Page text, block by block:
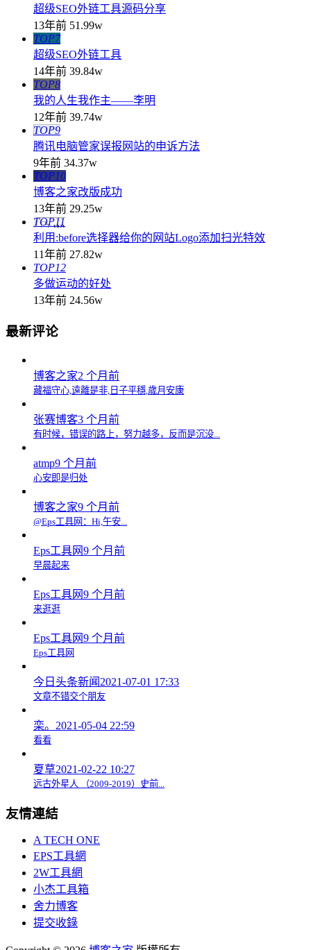
超级SEO外链工具源码分享
13年前 51.99w
TOP7
超级SEO外链工具
14年前 39.84w
TOP8
我的人生我作主——李明
12年前 39.74w
TOP9
腾讯电脑管家误报网站的申诉方法
9年前 34.37w
TOP10
博客之家改版成功
13年前 29.25w
TOP11
利用:before选择器给你的网站Logo添加扫光特效
11年前 27.82w
TOP12
多做运动的好处
13年前 24.56w
最新评论
博客之家2 个月前
藏福守心,遠離是非,日子平穩,歲月安康
张赛博客3 个月前
有时候，错误的路上，努力越多，反而是沉没...
atmp9 个月前
心安即是归处
博客之家9 个月前
@Eps工具网：Hi,午安...
Eps工具网9 个月前
早晨起来
Eps工具网9 个月前
来逛逛
Eps工具网9 个月前
Eps工具网
今日头条新闻 2021-07-01 17:33
文章不错交个朋友
栾。 2021-05-04 22:59
看看
夏草2021-02-22 10:27
远古外星人 （2009-2019）史前...
友情連結
A TECH ONE
EPS工具網
2W工具網
小杰工具箱
舍力博客
提交收錄